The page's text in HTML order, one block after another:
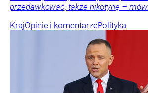
przedawkować, także nikotynę –
KrajOpinie i komentarzePolityka